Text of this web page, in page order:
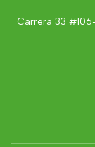
Carrera 33